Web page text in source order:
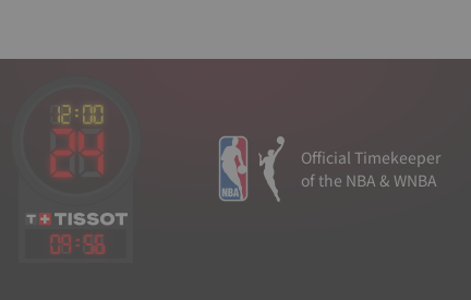
09:56
Official Timekeeper
of the NBA & WNBA